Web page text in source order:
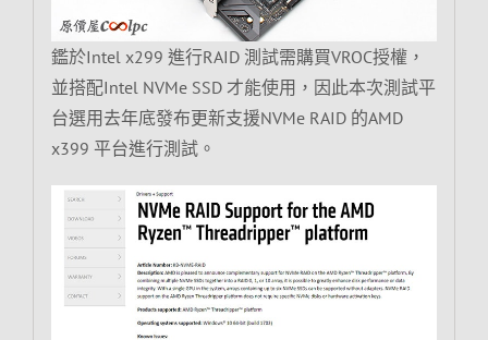
鑑於Intel x299 進行RAID 測試需購買VROC授權，
並搭配Intel NVMe SSD 才能使用，因此本次測試平
台選用去年底發布更新支援NVMe RAID 的AMD
x399 平台進行測試。